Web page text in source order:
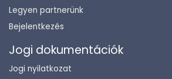
Legyen partnerünk
Bejelentkezés
Jogi dokumentációk
Jogi nyilatkozat